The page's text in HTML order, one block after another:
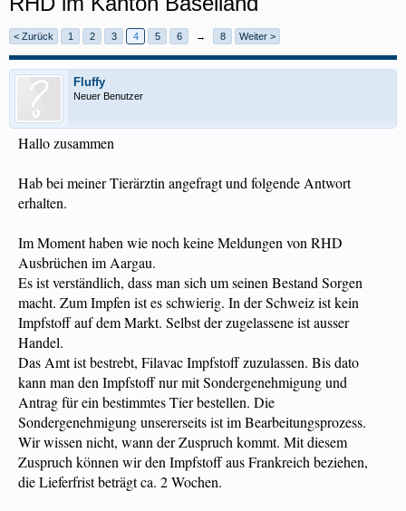
< Zurück 1 2 3 4 5 6 → 8 Weiter >
Fluffy
Neuer Benutzer
Hallo zusammen
Hab bei meiner Tierärztin angefragt und folgende Antwort
erhalten.
Im Moment haben wie noch keine Meldungen von RHD
Ausbrüchen im Aargau.
Es ist verständlich, dass man sich um seinen Bestand Sorgen
macht. Zum Impfen ist es schwierig. In der Schweiz ist kein
Impfstoff auf dem Markt. Selbst der zugelassene ist ausser
Handel.
Das Amt ist bestrebt, Filavac Impfstoff zuzulassen. Bis dato
kann man den Impfstoff nur mit Sondergenehmigung und
Antrag für ein bestimmtes Tier bestellen. Die
Sondergenehmigung unsererseits ist im Bearbeitungsprozess.
Wir wissen nicht, wann der Zuspruch kommt. Mit diesem
Zuspruch können wir den Impfstoff aus Frankreich beziehen,
die Lieferfrist beträgt ca. 2 Wochen.